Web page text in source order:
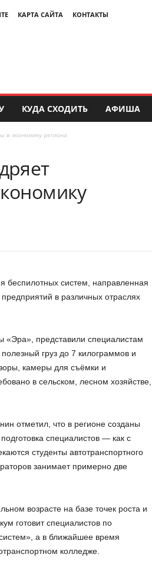
КАРТА САЙТА КОНТАКТЫ
КУДА СХОДИТЬ АФИША
в экономику региона
беспилотных систем, направленная
в различных отраслях
«Эра», представили специалистам
груз до 7 килограммов и
камеры для съёмки и
в сельском, лесном хозяйстве,
отметил, что в регионе созданы
специалистов — как с
студенты автотранспортного
занимает примерно две
возрасте на базе точек роста и
готовит специалистов по
а в ближайшее время
колледже.